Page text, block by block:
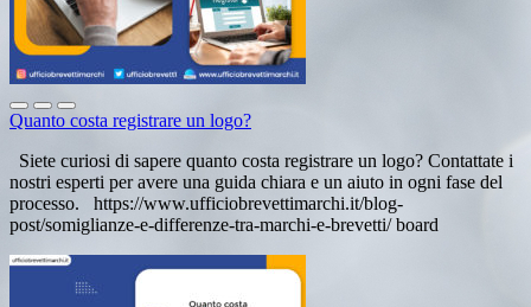
Quanto costa registrare un logo?
Siete curiosi di sapere quanto costa registrare un logo? Contattate i
nostri esperti per avere una guida chiara e un aiuto in ogni fase del
processo. https://www.ufficiobrevettimarchi.it/blog-
post/somiglianze-e-differenze-tra-marchi-e-brevetti/ board